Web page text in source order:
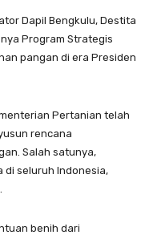
Dapil Bengkulu, Destita
Program Strategis
pangan di era Presiden
Pertanian telah
rencana
Salah satunya,
di seluruh Indonesia,
benih dari